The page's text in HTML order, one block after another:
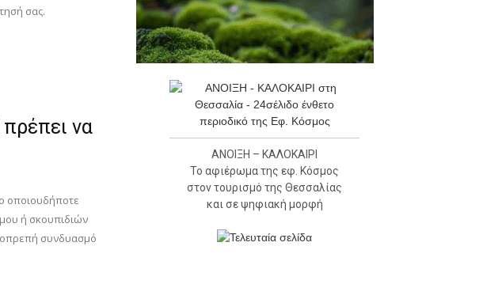
σας.
πρέπει να
οποιουδήποτε
ή σκουπιδιών
συνδυασμό
ΑΝΟΙΞΗ – ΚΑΛΟΚΑΙΡΙ
Το αφιέρωμα της εφ. Κόσμος
στον τουρισμό της Θεσσαλίας
και σε ψηφιακή μορφή